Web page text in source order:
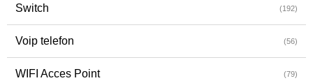
Switch (192)
Voip telefon (56)
WIFI Acces Point (79)